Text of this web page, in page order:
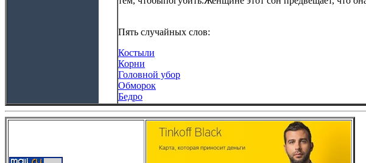
Пять случайных слов:
Костыли
Корни
Головной убор
Обморок
Бедро